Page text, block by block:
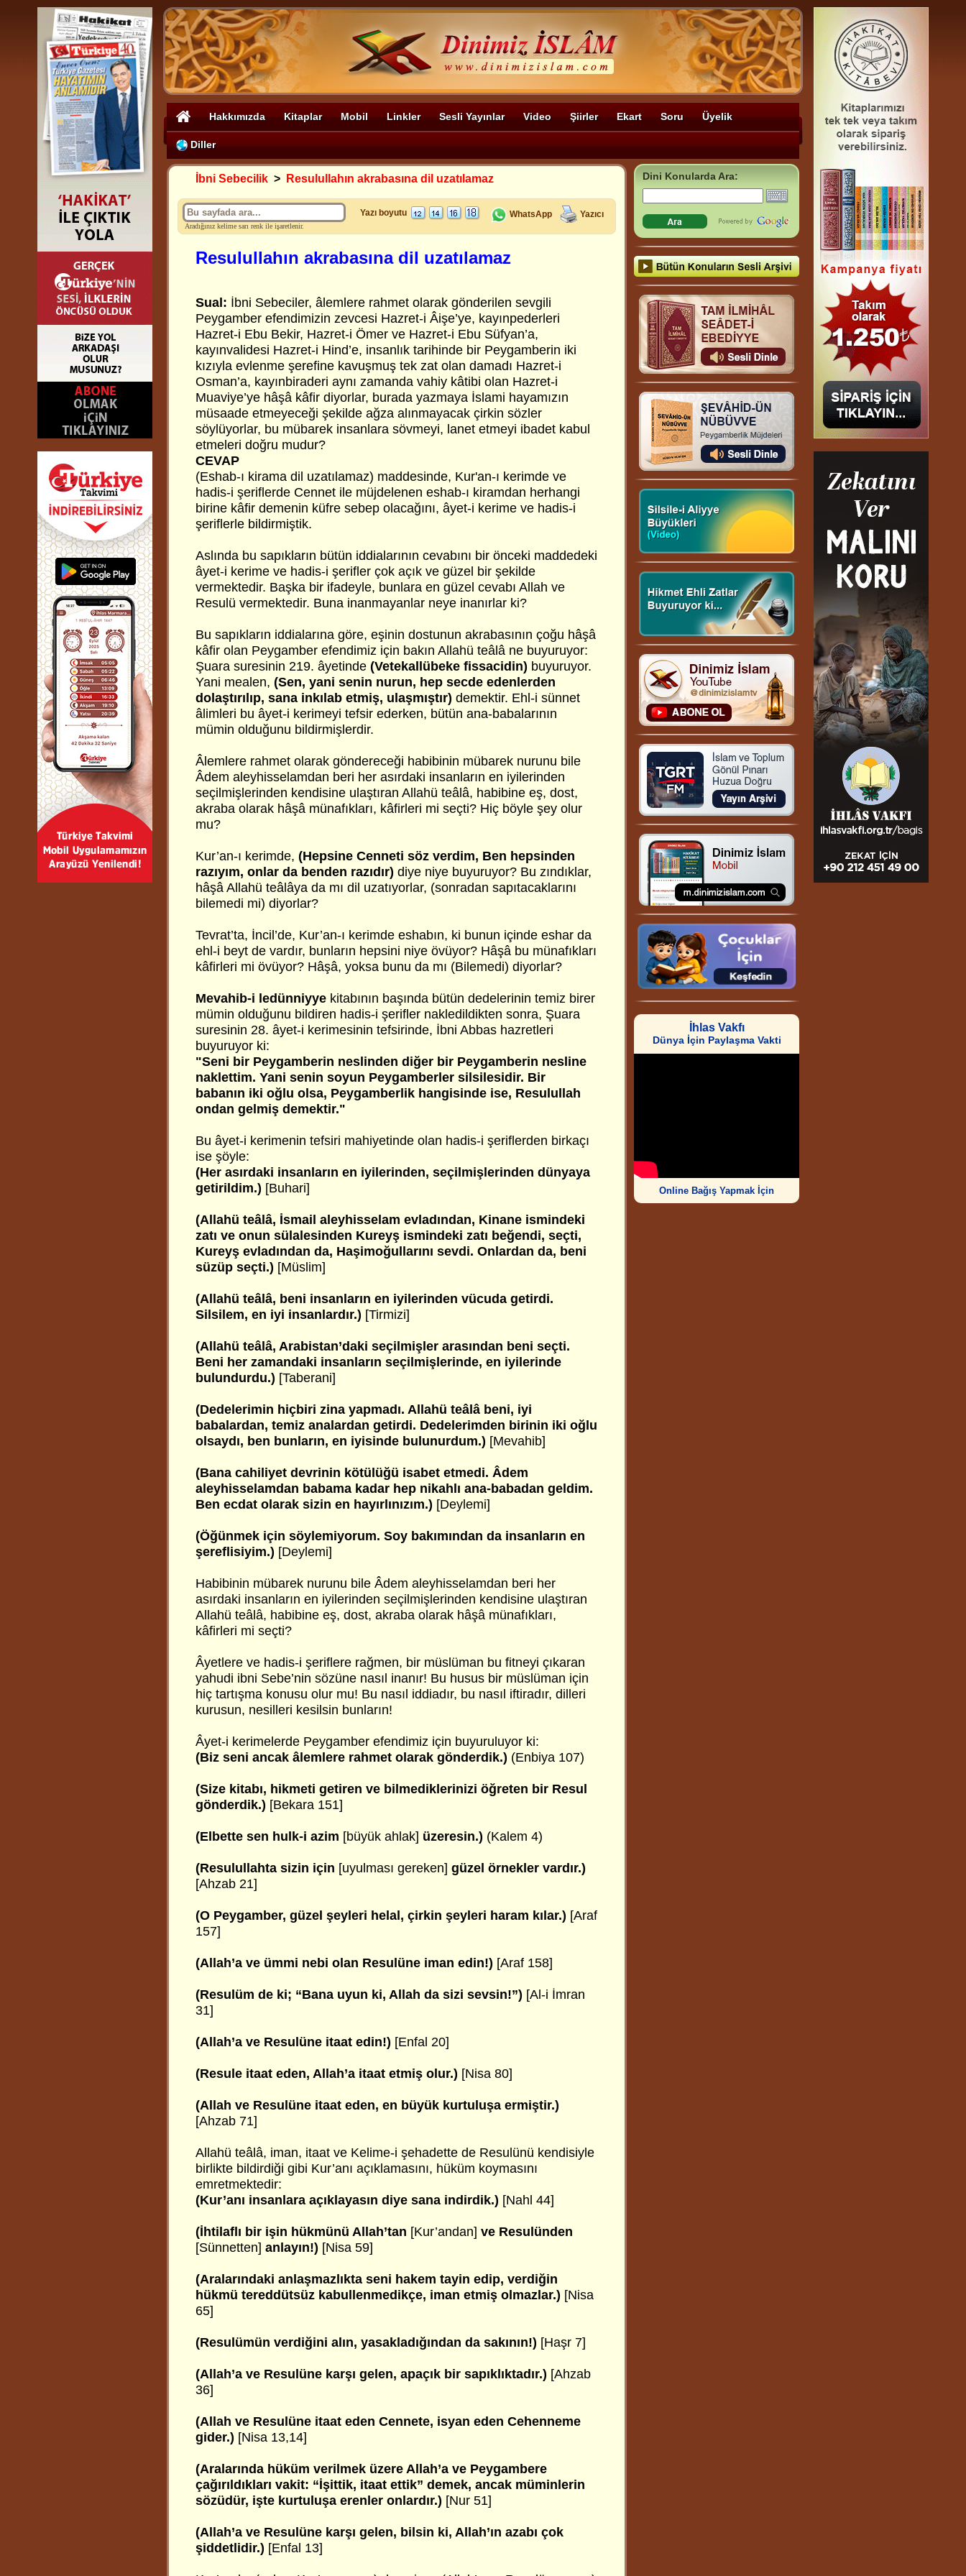
Hakkımızda Kitaplar Mobil Linkler Sesli Yayınlar Video Şiirler Ekart Soru Üyelik
Diller
İbni Sebecilik > Resulullahın akrabasına dil uzatılamaz
Aradığınız kelime sarı renk ile işaretlenir.
Yazı boyutu WhatsApp Yazıcı
Resulullahın akrabasına dil uzatılamaz
Sual: İbni Sebeciler, âlemlere rahmet olarak gönderilen sevgili
Peygamber efendimizin zevcesi Hazret-i Âişe’ye, kayınpederleri
Hazret-i Ebu Bekir, Hazret-i Ömer ve Hazret-i Ebu Süfyan’a,
kayınvalidesi Hazret-i Hind’e, insanlık tarihinde bir Peygamberin iki
kızıyla evlenme şerefine kavuşmuş tek zat olan damadı Hazret-i
Osman’a, kayınbiraderi aynı zamanda vahiy kâtibi olan Hazret-i
Muaviye’ye hâşâ kâfir diyorlar, burada yazmaya İslami hayamızın
müsaade etmeyeceği şekilde ağza alınmayacak çirkin sözler
söylüyorlar, bu mübarek insanlara sövmeyi, lanet etmeyi ibadet kabul
etmeleri doğru mudur?
CEVAP
(Eshab-ı kirama dil uzatılamaz) maddesinde, Kur'an-ı kerimde ve
hadis-i şeriflerde Cennet ile müjdelenen eshab-ı kiramdan herhangi
birine kâfir demenin küfre sebep olacağını, âyet-i kerime ve hadis-i
şeriflerle bildirmiştik.
Aslında bu sapıkların bütün iddialarının cevabını bir önceki maddedeki
âyet-i kerime ve hadis-i şerifler çok açık ve güzel bir şekilde
vermektedir. Başka bir ifadeyle, bunlara en güzel cevabı Allah ve
Resulü vermektedir. Buna inanmayanlar neye inanırlar ki?
Bu sapıkların iddialarına göre, eşinin dostunun akrabasının çoğu hâşâ
kâfir olan Peygamber efendimiz için bakın Allahü teâlâ ne buyuruyor:
Şuara suresinin 219. âyetinde (Vetekallübeke fissacidin) buyuruyor.
Yani mealen, (Sen, yani senin nurun, hep secde edenlerden
dolaştırılıp, sana inkılab etmiş, ulaşmıştır) demektir. Ehl-i sünnet
âlimleri bu âyet-i kerimeyi tefsir ederken, bütün ana-babalarının
mümin olduğunu bildirmişlerdir.
Âlemlere rahmet olarak göndereceği habibinin mübarek nurunu bile
Âdem aleyhisselamdan beri her asırdaki insanların en iyilerinden
seçilmişlerinden kendisine ulaştıran Allahü teâlâ, habibine eş, dost,
akraba olarak hâşâ münafıkları, kâfirleri mi seçti? Hiç böyle şey olur
mu?
Kur’an-ı kerimde, (Hepsine Cenneti söz verdim, Ben hepsinden
razıyım, onlar da benden razıdır) diye niye buyuruyor? Bu zındıklar,
hâşâ Allahü teâlâya da mı dil uzatıyorlar, (sonradan sapıtacaklarını
bilemedi mi) diyorlar?
Tevrat’ta, İncil’de, Kur’an-ı kerimde eshabın, ki bunun içinde eshar da
ehl-i beyt de vardır, bunların hepsini niye övüyor? Hâşâ bu münafıkları
kâfirleri mi övüyor? Hâşâ, yoksa bunu da mı (Bilemedi) diyorlar?
Mevahib-i ledünniyye kitabının başında bütün dedelerinin temiz birer
mümin olduğunu bildiren hadis-i şerifler nakledildikten sonra, Şuara
suresinin 28. âyet-i kerimesinin tefsirinde, İbni Abbas hazretleri
buyuruyor ki:
"Seni bir Peygamberin neslinden diğer bir Peygamberin nesline
naklettim. Yani senin soyun Peygamberler silsilesidir. Bir
babanın iki oğlu olsa, Peygamberlik hangisinde ise, Resulullah
ondan gelmiş demektir."
Bu âyet-i kerimenin tefsiri mahiyetinde olan hadis-i şeriflerden birkaçı
ise şöyle:
(Her asırdaki insanların en iyilerinden, seçilmişlerinden dünyaya
getirildim.) [Buhari]
(Allahü teâlâ, İsmail aleyhisselam evladından, Kinane ismindeki
zatı ve onun sülalesinden Kureyş ismindeki zatı beğendi, seçti,
Kureyş evladından da, Haşimoğullarını sevdi. Onlardan da, beni
süzüp seçti.) [Müslim]
(Allahü teâlâ, beni insanların en iyilerinden vücuda getirdi.
Silsilem, en iyi insanlardır.) [Tirmizi]
(Allahü teâlâ, Arabistan’daki seçilmişler arasından beni seçti.
Beni her zamandaki insanların seçilmişlerinde, en iyilerinde
bulundurdu.) [Taberani]
(Dedelerimin hiçbiri zina yapmadı. Allahü teâlâ beni, iyi
babalardan, temiz analardan getirdi. Dedelerimden birinin iki oğlu
olsaydı, ben bunların, en iyisinde bulunurdum.) [Mevahib]
(Bana cahiliyet devrinin kötülüğü isabet etmedi. Âdem
aleyhisselamdan babama kadar hep nikahlı ana-babadan geldim.
Ben ecdat olarak sizin en hayırlınızım.) [Deylemi]
(Öğünmek için söylemiyorum. Soy bakımından da insanların en
şereflisiyim.) [Deylemi]
Habibinin mübarek nurunu bile Âdem aleyhisselamdan beri her
asırdaki insanların en iyilerinden seçilmişlerinden kendisine ulaştıran
Allahü teâlâ, habibine eş, dost, akraba olarak hâşâ münafıkları,
kâfirleri mi seçti?
Âyetlere ve hadis-i şeriflere rağmen, bir müslüman bu fitneyi çıkaran
yahudi ibni Sebe’nin sözüne nasıl inanır! Bu husus bir müslüman için
hiç tartışma konusu olur mu! Bu nasıl iddiadır, bu nasıl iftiradır, dilleri
kurusun, nesilleri kesilsin bunların!
Âyet-i kerimelerde Peygamber efendimiz için buyuruluyor ki:
(Biz seni ancak âlemlere rahmet olarak gönderdik.) (Enbiya 107)
(Size kitabı, hikmeti getiren ve bilmediklerinizi öğreten bir Resul
gönderdik.) [Bekara 151]
(Elbette sen hulk-i azim [büyük ahlak] üzeresin.) (Kalem 4)
(Resulullahta sizin için [uyulması gereken] güzel örnekler vardır.)
[Ahzab 21]
(O Peygamber, güzel şeyleri helal, çirkin şeyleri haram kılar.) [Araf
157]
(Allah’a ve ümmi nebi olan Resulüne iman edin!) [Araf 158]
(Resulüm de ki; “Bana uyun ki, Allah da sizi sevsin!”) [Al-i İmran
31]
(Allah’a ve Resulüne itaat edin!) [Enfal 20]
(Resule itaat eden, Allah’a itaat etmiş olur.) [Nisa 80]
(Allah ve Resulüne itaat eden, en büyük kurtuluşa ermiştir.)
[Ahzab 71]
Allahü teâlâ, iman, itaat ve Kelime-i şehadette de Resulünü kendisiyle
birlikte bildirdiği gibi Kur’anı açıklamasını, hüküm koymasını
emretmektedir:
(Kur’anı insanlara açıklayasın diye sana indirdik.) [Nahl 44]
(İhtilaflı bir işin hükmünü Allah’tan [Kur’andan] ve Resulünden
[Sünnetten] anlayın!) [Nisa 59]
(Aralarındaki anlaşmazlıkta seni hakem tayin edip, verdiğin
hükmü tereddütsüz kabullenmedikçe, iman etmiş olmazlar.) [Nisa
65]
(Resulümün verdiğini alın, yasakladığından da sakının!) [Haşr 7]
(Allah’a ve Resulüne karşı gelen, apaçık bir sapıklıktadır.) [Ahzab
36]
(Allah ve Resulüne itaat eden Cennete, isyan eden Cehenneme
gider.) [Nisa 13,14]
(Aralarında hüküm verilmek üzere Allah’a ve Peygambere
çağırıldıkları vakit: “İşittik, itaat ettik” demek, ancak müminlerin
sözüdür, işte kurtuluşa erenler onlardır.) [Nur 51]
(Allah’a ve Resulüne karşı gelen, bilsin ki, Allah’ın azabı çok
şiddetlidir.) [Enfal 13]
Dini Konularda Ara:
İhlas Vakfı
Dünya İçin Paylaşma Vakti
Online Bağış Yapmak İçin